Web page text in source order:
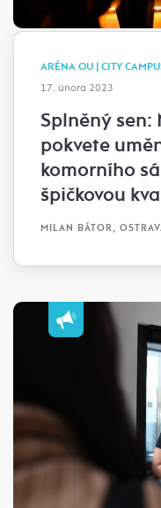
ARÉNA OU | CITY
17. února 2023
Splněný sen:
pokvete
komorního
špičkovou
MILAN BÁTOR,